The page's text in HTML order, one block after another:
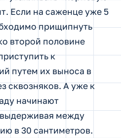
Если на саженце уже 5
прищипнуть
второй половине
к
путем их выноса в
сквозняков. А уже к
начинают
выдерживая между
в 30 сантиметров.